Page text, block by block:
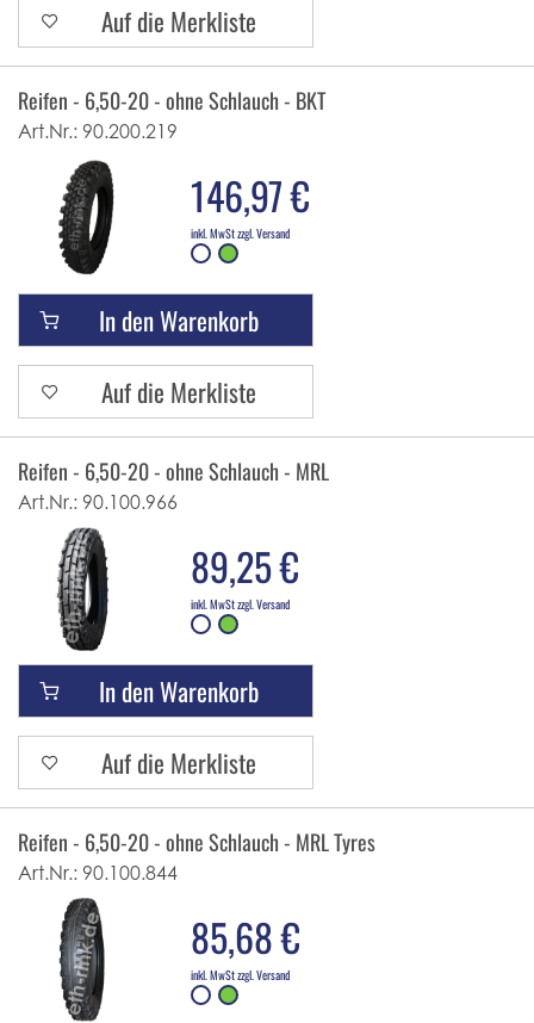
Auf die Merkliste
Reifen - 6,50-20 - ohne Schlauch - BKT
Art.Nr.: 90.200.219
146,97 €
inkl. MwSt zzgl. Versand
In den Warenkorb
Auf die Merkliste
Reifen - 6,50-20 - ohne Schlauch - MRL
Art.Nr.: 90.100.966
89,25 €
inkl. MwSt zzgl. Versand
In den Warenkorb
Auf die Merkliste
Reifen - 6,50-20 - ohne Schlauch - MRL Tyres
Art.Nr.: 90.100.844
85,68 €
inkl. MwSt zzgl. Versand